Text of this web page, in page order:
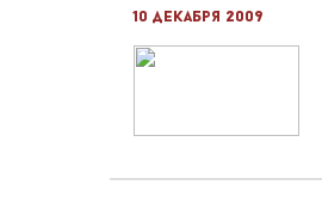
10 декабря 2009